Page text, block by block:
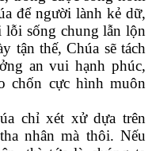
để người lành kẻ dữ,
sống chung lẫn lộn
tận thế, Chúa sẽ tách
an vui hạnh phúc,
chốn cực hình muôn
chỉ xét xử dựa trên
nhân mà thôi. Nếu